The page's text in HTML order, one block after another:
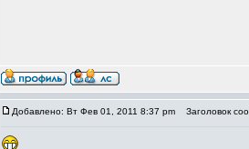
Добавлено: Вт Фев 01, 2011 8:37 pm Заголовок